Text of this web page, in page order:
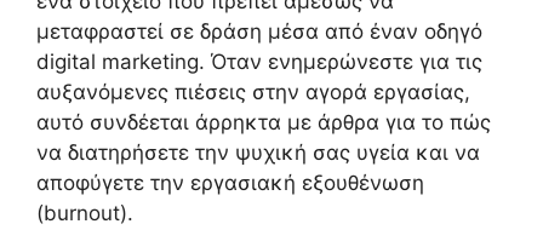
μεταφραστεί σε δράση μέσα από έναν οδηγό
digital marketing. Όταν ενημερώνεστε για τις
αυξανόμενες πιέσεις στην αγορά εργασίας,
αυτό συνδέεται άρρηκτα με άρθρα για το πώς
να διατηρήσετε την ψυχική σας υγεία και να
αποφύγετε την εργασιακή εξουθένωση
(burnout).